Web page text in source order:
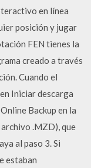
en línea
posición y jugar
FEN tienes la
creado a través
Cuando el
Iniciar descarga
Backup en la
.MZD), que
al paso 3. Si
estaban